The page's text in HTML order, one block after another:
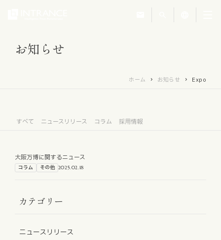
トップ
IR・投資家情報
サステナビリティ
お知らせ
お知らせ
ホーム お知らせ Expo
すべて ニュースリリース コラム 採用情報
大阪万博に関するニュース
コラム その他 2025.02.18
カテゴリー
ニュースリリース